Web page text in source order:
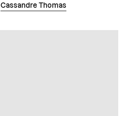
Cassandre Thomas